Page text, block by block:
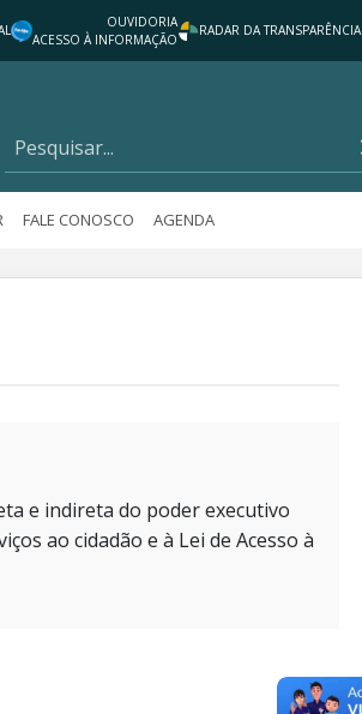
OUVIDORIA
ACESSO À INFORMAÇÃO
RADAR DA TRANSPARÊNCIA
FALE CONOSCO AGENDA
e indireta do poder executivo
ao cidadão e à Lei de Acesso à